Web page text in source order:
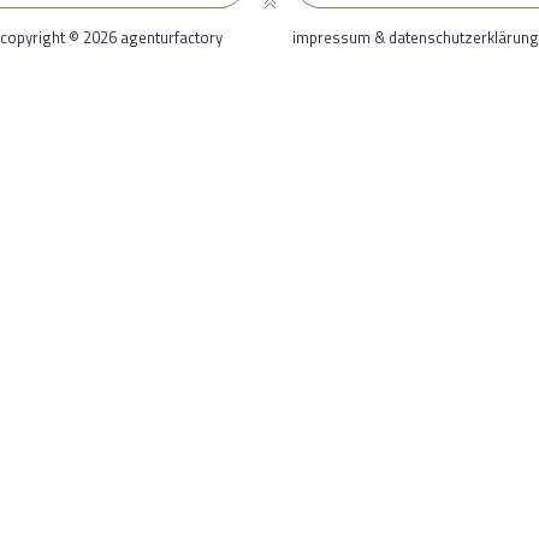
copyright © 2026 agenturfactory impressum & datenschutzerklärung